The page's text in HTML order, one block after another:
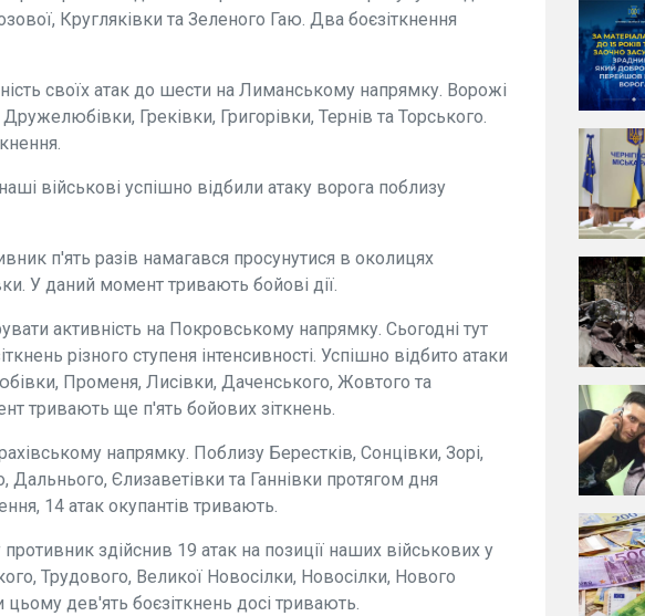
Кругляківки та Зеленого Гаю. Два боєзіткнення
своїх атак до шести на Лиманському напрямку. Ворожі
Греківки, Григорівки, Тернів та Торського.
військові успішно відбили атаку ворога поблизу
п'ять разів намагався просунутися в околицях
У даний момент тривають бойові дії.
активність на Покровському напрямку. Сьогодні тут
різного ступеня інтенсивності. Успішно відбито атаки
Променя, Лисівки, Даченського, Жовтого та
тривають ще п'ять бойових зіткнень.
напрямку. Поблизу Берестків, Сонцівки, Зорі,
Дальнього, Єлизаветівки та Ганнівки протягом дня
14 атак окупантів тривають.
здійснив 19 атак на позиції наших військових у
Трудового, Великої Новосілки, Новосілки, Нового
дев'ять боєзіткнень досі тривають.